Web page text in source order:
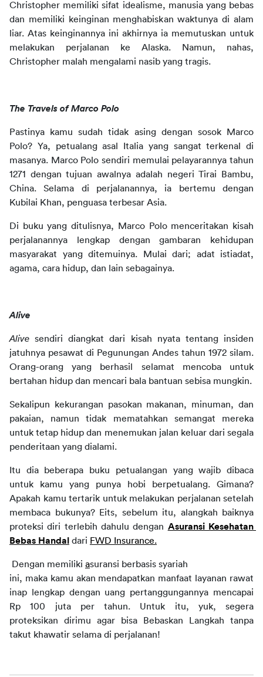
Christopher memiliki sifat idealisme, manusia yang bebas
dan memiliki keinginan menghabiskan waktunya di alam
liar. Atas keinginannya ini akhirnya ia memutuskan untuk
melakukan perjalanan ke Alaska. Namun, nahas,
Christopher malah mengalami nasib yang tragis.
The Travels of Marco Polo
Pastinya kamu sudah tidak asing dengan sosok Marco
Polo? Ya, petualang asal Italia yang sangat terkenal di
masanya. Marco Polo sendiri memulai pelayarannya tahun
1271 dengan tujuan awalnya adalah negeri Tirai Bambu,
China. Selama di perjalanannya, ia bertemu dengan
Kubilai Khan, penguasa terbesar Asia.
Di buku yang ditulisnya, Marco Polo menceritakan kisah
perjalanannya lengkap dengan gambaran kehidupan
masyarakat yang ditemuinya. Mulai dari; adat istiadat,
agama, cara hidup, dan lain sebagainya.
Alive
Alive sendiri diangkat dari kisah nyata tentang insiden
jatuhnya pesawat di Pegunungan Andes tahun 1972 silam.
Orang-orang yang berhasil selamat mencoba untuk
bertahan hidup dan mencari bala bantuan sebisa mungkin.
Sekalipun kekurangan pasokan makanan, minuman, dan
pakaian, namun tidak mematahkan semangat mereka
untuk tetap hidup dan menemukan jalan keluar dari segala
penderitaan yang dialami.
Itu dia beberapa buku petualangan yang wajib dibaca
untuk kamu yang punya hobi berpetualang. Gimana?
Apakah kamu tertarik untuk melakukan perjalanan setelah
membaca bukunya? Eits, sebelum itu, alangkah baiknya
proteksi diri terlebih dahulu dengan Asuransi Kesehatan
Bebas Handal dari FWD Insurance.
Dengan memiliki asuransi berbasis syariah
ini, maka kamu akan mendapatkan manfaat layanan rawat
inap lengkap dengan uang pertanggungannya mencapai
Rp 100 juta per tahun. Untuk itu, yuk, segera
proteksikan dirimu agar bisa Bebaskan Langkah tanpa
takut khawatir selama di perjalanan!